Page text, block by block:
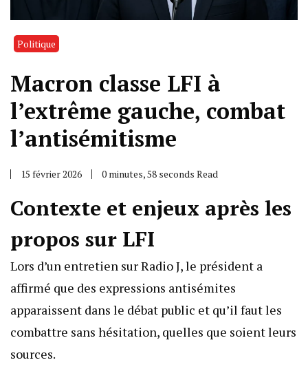
Politique
Macron classe LFI à
l’extrême gauche, combat
l’antisémitisme
15 février 2026 0 minutes, 58 seconds Read
Contexte et enjeux après les
propos sur LFI
Lors d’un entretien sur Radio J, le président a
affirmé que des expressions antisémites
apparaissent dans le débat public et qu’il faut les
combattre sans hésitation, quelles que soient leurs
sources.